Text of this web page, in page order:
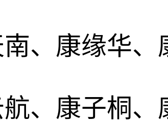
、康缘华
、康子桐